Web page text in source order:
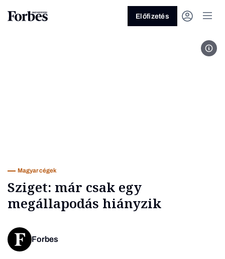
Üzlet
Előfizetés
Magyar cégek
Sziget: már csak egy
megállapodás hiányzik
Forbes